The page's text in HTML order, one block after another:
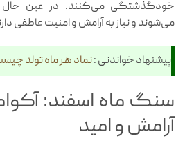
خودگذشتگی می‌کنند. در عین
می‌شوند و نیاز به آرامش و امنیت عاطفی
پیشنهاد خواندنی :نماد هر ماه تولد
سنگ ماه اسفند:
آرامش و امید